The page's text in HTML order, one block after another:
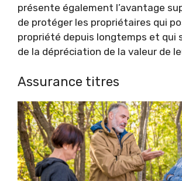
présente également l’avantage
de protéger les propriétaires qui
propriété depuis longtemps et qui
de la dépréciation de la valeur de
Assurance titres